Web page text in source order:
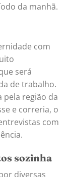
da manhã.
com
será
de trabalho.
pela região da
e correria, o
com
sozinha
diversas